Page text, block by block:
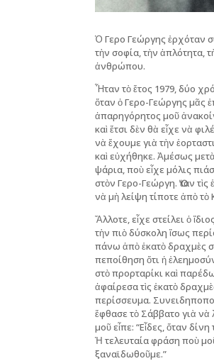
Ὁ Γερο Γεώργης ἐρχόταν
τὴν σοφία, τὴν ἁπλότητα,
ἀνθρώπου.
Ἦταν τὸ ἔτος 1979, δύο
ὅταν ὁ Γερο-Γεώργης μᾶς
ἀπαρηγόρητος μοῦ
καὶ ἔτσι δὲν θὰ εἶχε νὰ
νὰ ἔχουμε γιὰ τὴν
καὶ εὐχήθηκε. Ἀμέσως
ψάρια, ποὺ εἶχε μόλις
στὸν Γερο-Γεώργη. Ὅταν
νὰ μὴ λείψη τίποτε ἀπὸ τὸ
Ἄλλοτε, εἶχε στείλει ὁ
τὴν πιὸ δύσκολη ἴσως
πάνω ἀπὸ ἑκατὸ δραχμὲς
πεποίθηση ὅτι ἡ
στὸ προρταρίκι καὶ
ἀφαίρεσα τὶς ἑκατὸ
περίσσευμα.
ἔφθασε τὸ Σάββατο γιὰ
μοῦ εἶπε: “Εἶδες, ὅταν
Ἡ τελευταία φράση ποὺ
ξαναϊδωθοῦμε.”